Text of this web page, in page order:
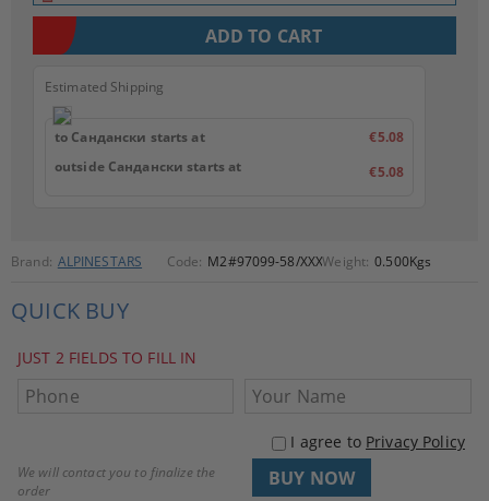
Brand: ALPINESTARS Code: M2#97099-58/XXXLWeight: 0.500Kgs
QUICK BUY
JUST 2 FIELDS TO FILL IN
I agree to Privacy Policy
We will contact you to finalize the
order
Estimated Shipping
to Сандански starts at
€5.08
outside Сандански starts at
€5.08